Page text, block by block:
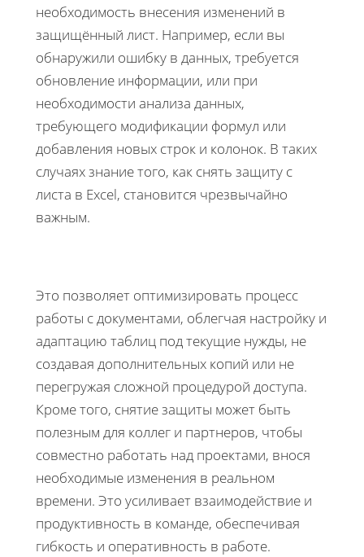
необходимость внесения изменений в
защищённый лист. Например, если вы
обнаружили ошибку в данных, требуется
обновление информации, или при
необходимости анализа данных,
требующего модификации формул или
добавления новых строк и колонок. В таких
случаях знание того, как снять защиту с
листа в Excel, становится чрезвычайно
важным.
Это позволяет оптимизировать процесс
работы с документами, облегчая настройку и
адаптацию таблиц под текущие нужды, не
создавая дополнительных копий или не
перегружая сложной процедурой доступа.
Кроме того, снятие защиты может быть
полезным для коллег и партнеров, чтобы
совместно работать над проектами, внося
необходимые изменения в реальном
времени. Это усиливает взаимодействие и
продуктивность в команде, обеспечивая
гибкость и оперативность в работе.